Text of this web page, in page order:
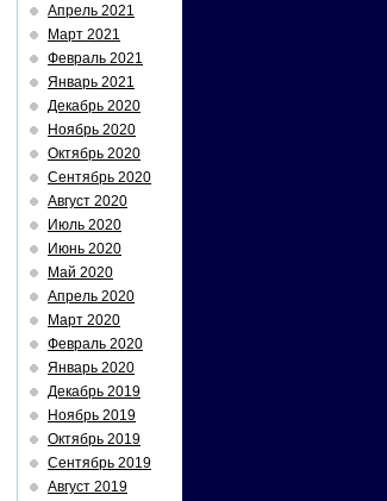
Апрель 2021
Март 2021
Февраль 2021
Январь 2021
Декабрь 2020
Ноябрь 2020
Октябрь 2020
Сентябрь 2020
Август 2020
Июль 2020
Июнь 2020
Май 2020
Апрель 2020
Март 2020
Февраль 2020
Январь 2020
Декабрь 2019
Ноябрь 2019
Октябрь 2019
Сентябрь 2019
Август 2019